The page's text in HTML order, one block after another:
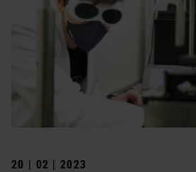
20 | 02 | 2023